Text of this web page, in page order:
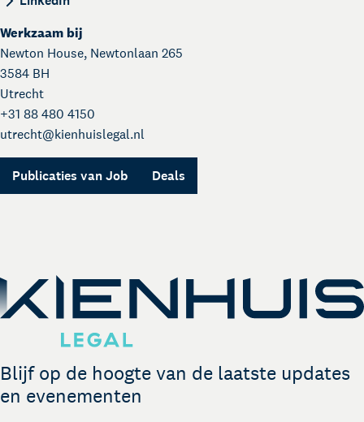
Kienhuis Legal Academy
Masterclasses en Events
Legal business met Duitsland
The Gallery
Legal support voor startups
International desk
Legal support voor internationale organisaties
Crisisdienst voor ondernemers en organisaties
Werkzaam bij
Newton House, Newtonlaan 265
3584 BH
Utrecht
+31 88 480 4150
utrecht@kienhuislegal.nl
Publicaties van Job Deals
Blijf op de hoogte van de laatste updates
en evenementen